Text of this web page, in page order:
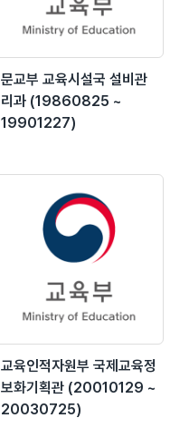
문교부 교육시설국 설비관
리과 (19860825 ~
19901227)
교육인적자원부 국제교육정
보화기획관 (20010129 ~
20030725)